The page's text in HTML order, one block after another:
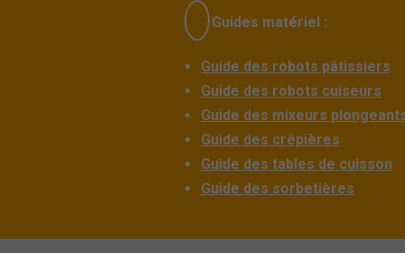
Guides matériel :
Guide des robots pâtissiers
Guide des robots cuiseurs
Guide des mixeurs
Guide des crêpières
Guide des tables de cuisson
Guide des sorbetières